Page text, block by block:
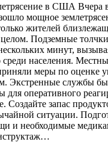
в США Вчера
мощное
жителей
Подземные
минут,
среди населения.
меры по оценке
Экстренные службы
для оперативного
Создайте запас
ситуации.
и необходимые